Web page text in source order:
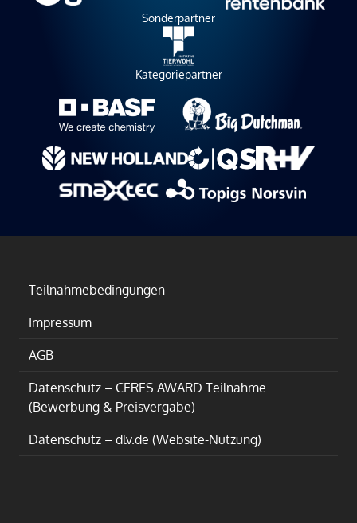
Sonderpartner
Kategoriepartner
Teilnahmebedingungen
Impressum
AGB
Datenschutz – CERES AWARD Teilnahme
(Bewerbung & Preisvergabe)
Datenschutz – dlv.de (Website-Nutzung)